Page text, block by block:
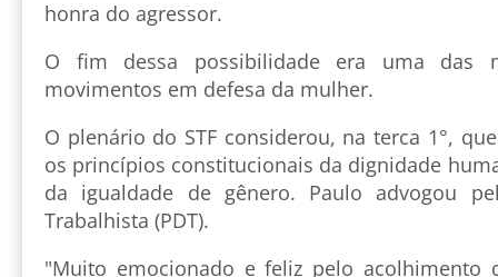
honra do agressor.
O fim dessa possibilidade era uma das
movimentos em defesa da mulher.
O plenário do STF considerou, na terca 1°,
os princípios constitucionais da dignidade
da igualdade de gênero. Paulo advogou
Trabalhista (PDT).
"Muito emocionado e feliz pelo acolhimento